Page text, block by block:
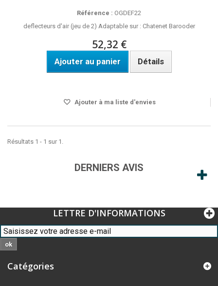
Référence : OGDEF22
deflecteurs d'air (jeu de 2) Adaptable sur : Chatenet Barooder
52,32 €
Ajouter au panier Détails
Ajouter à ma liste d'envies
Résultats 1 - 1 sur 1.
DERNIERS AVIS
LETTRE D'INFORMATIONS
ok
Catégories